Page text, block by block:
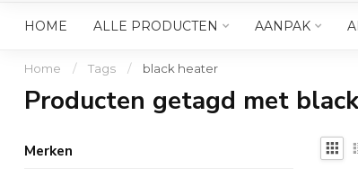
HOME ALLE PRODUCTEN AANPAK
Home / Tags / black heater
Producten getagd met
Merken